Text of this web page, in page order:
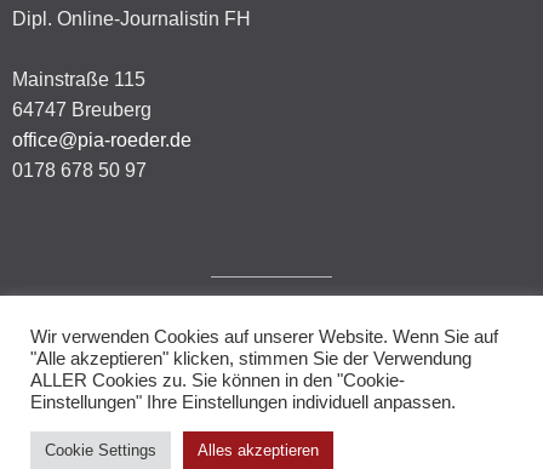
Dipl. Online-Journalistin FH
Mainstraße 115
64747 Breuberg
office@pia-roeder.de
0178 678 50 97
Impressum
Datenschutzerklärung
© 2026. Allegianttheme by CPOThemes.
Wir verwenden Cookies auf unserer Website. Wenn Sie auf
"Alle akzeptieren" klicken, stimmen Sie der Verwendung
ALLER Cookies zu. Sie können in den "Cookie-
Einstellungen" Ihre Einstellungen individuell anpassen.
Cookie Settings Alles akzeptieren